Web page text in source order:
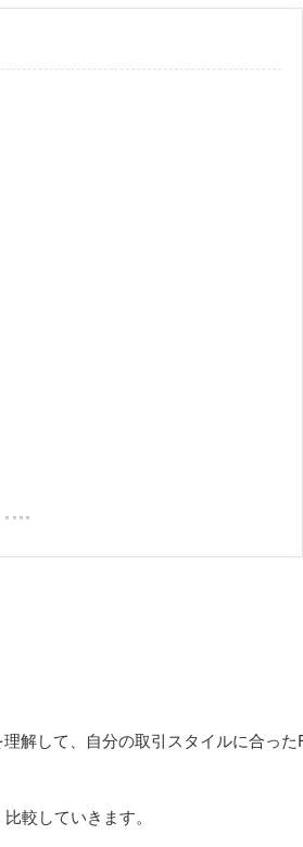
解して、自分の取引スタイルに合った
較していきます。